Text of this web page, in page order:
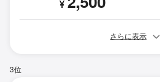
¥
さらに表示
3位